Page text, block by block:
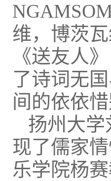
维，博茨
《送友人
了诗词无
间的依依
扬州大
现了儒家
乐学院杨